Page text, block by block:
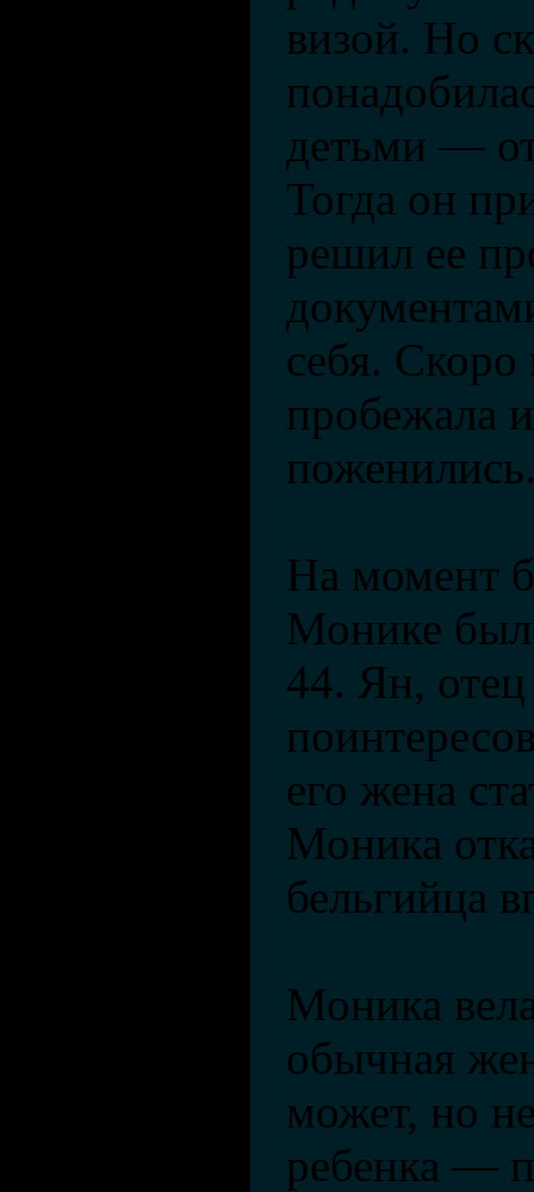
визой. Но
детьми —
Тогда он
решил ее
себя.
пробежала
На момент
Монике
44. Ян,
его жена
Моника
бельгийца
Моника
обычная
может, но
ребенка —